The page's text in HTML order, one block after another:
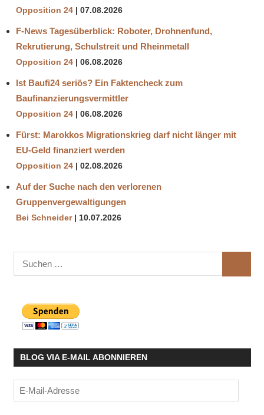
Opposition 24 07.08.2026
F-News Tagesüberblick: Roboter, Drohnenfund,
Rekrutierung, Schulstreit und Rheinmetall
Opposition 24 06.08.2026
Ist Baufi24 seriös? Ein Faktencheck zum
Baufinanzierungsvermittler
Opposition 24 06.08.2026
Fürst: Marokkos Migrationskrieg darf nicht länger mit
EU-Geld finanziert werden
Opposition 24 02.08.2026
Auf der Suche nach den verlorenen
Gruppenvergewaltigungen
Bei Schneider 10.07.2026
Suchen
nach:
BLOG VIA E-MAIL ABONNIEREN
E-
Mail-